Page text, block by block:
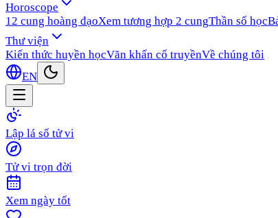
Horoscope
12 cung hoàng đạoXem tương hợp 2 cungThần số học
Thư viện
Kiến thức huyền họcVăn khấn cổ truyềnVề chúng tôi
EN
Lập lá số tử vi
Tử vi trọn đời
Xem ngày tốt